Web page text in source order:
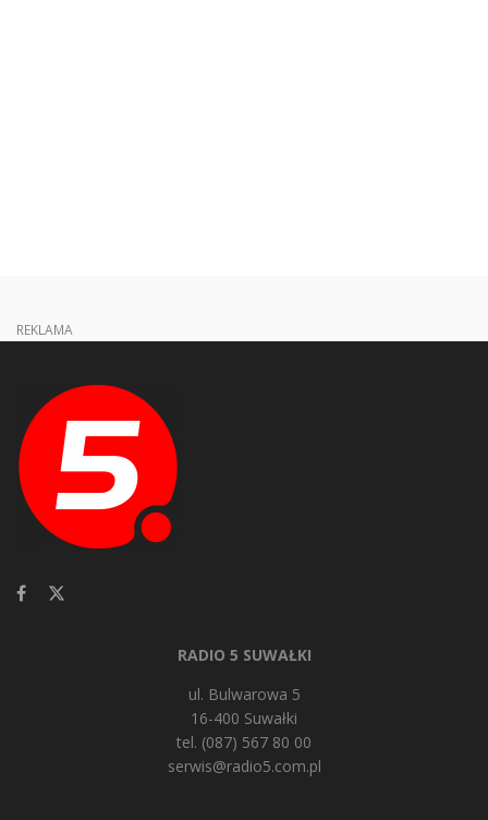
REKLAMA
RADIO 5 SUWAŁKI
ul. Bulwarowa 5
16-400 Suwałki
tel. (087) 567 80 00
serwis@radio5.com.pl